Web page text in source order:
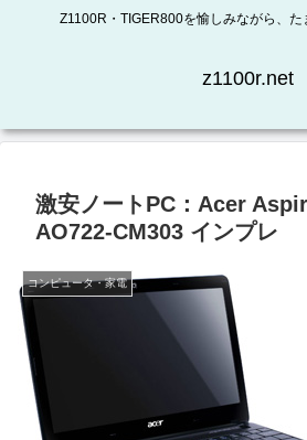
Z1100R・TIGER800を愉しみながら、た
z1100r.net
激安ノートPC：Acer
AO722-CM303 インプレ
コンピュータ・家電